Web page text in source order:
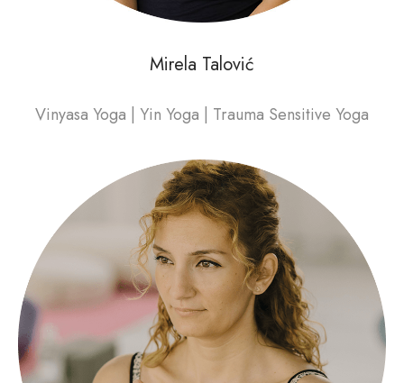
Mirela Talović
Vinyasa Yoga | Yin Yoga | Trauma Sensitive Yoga